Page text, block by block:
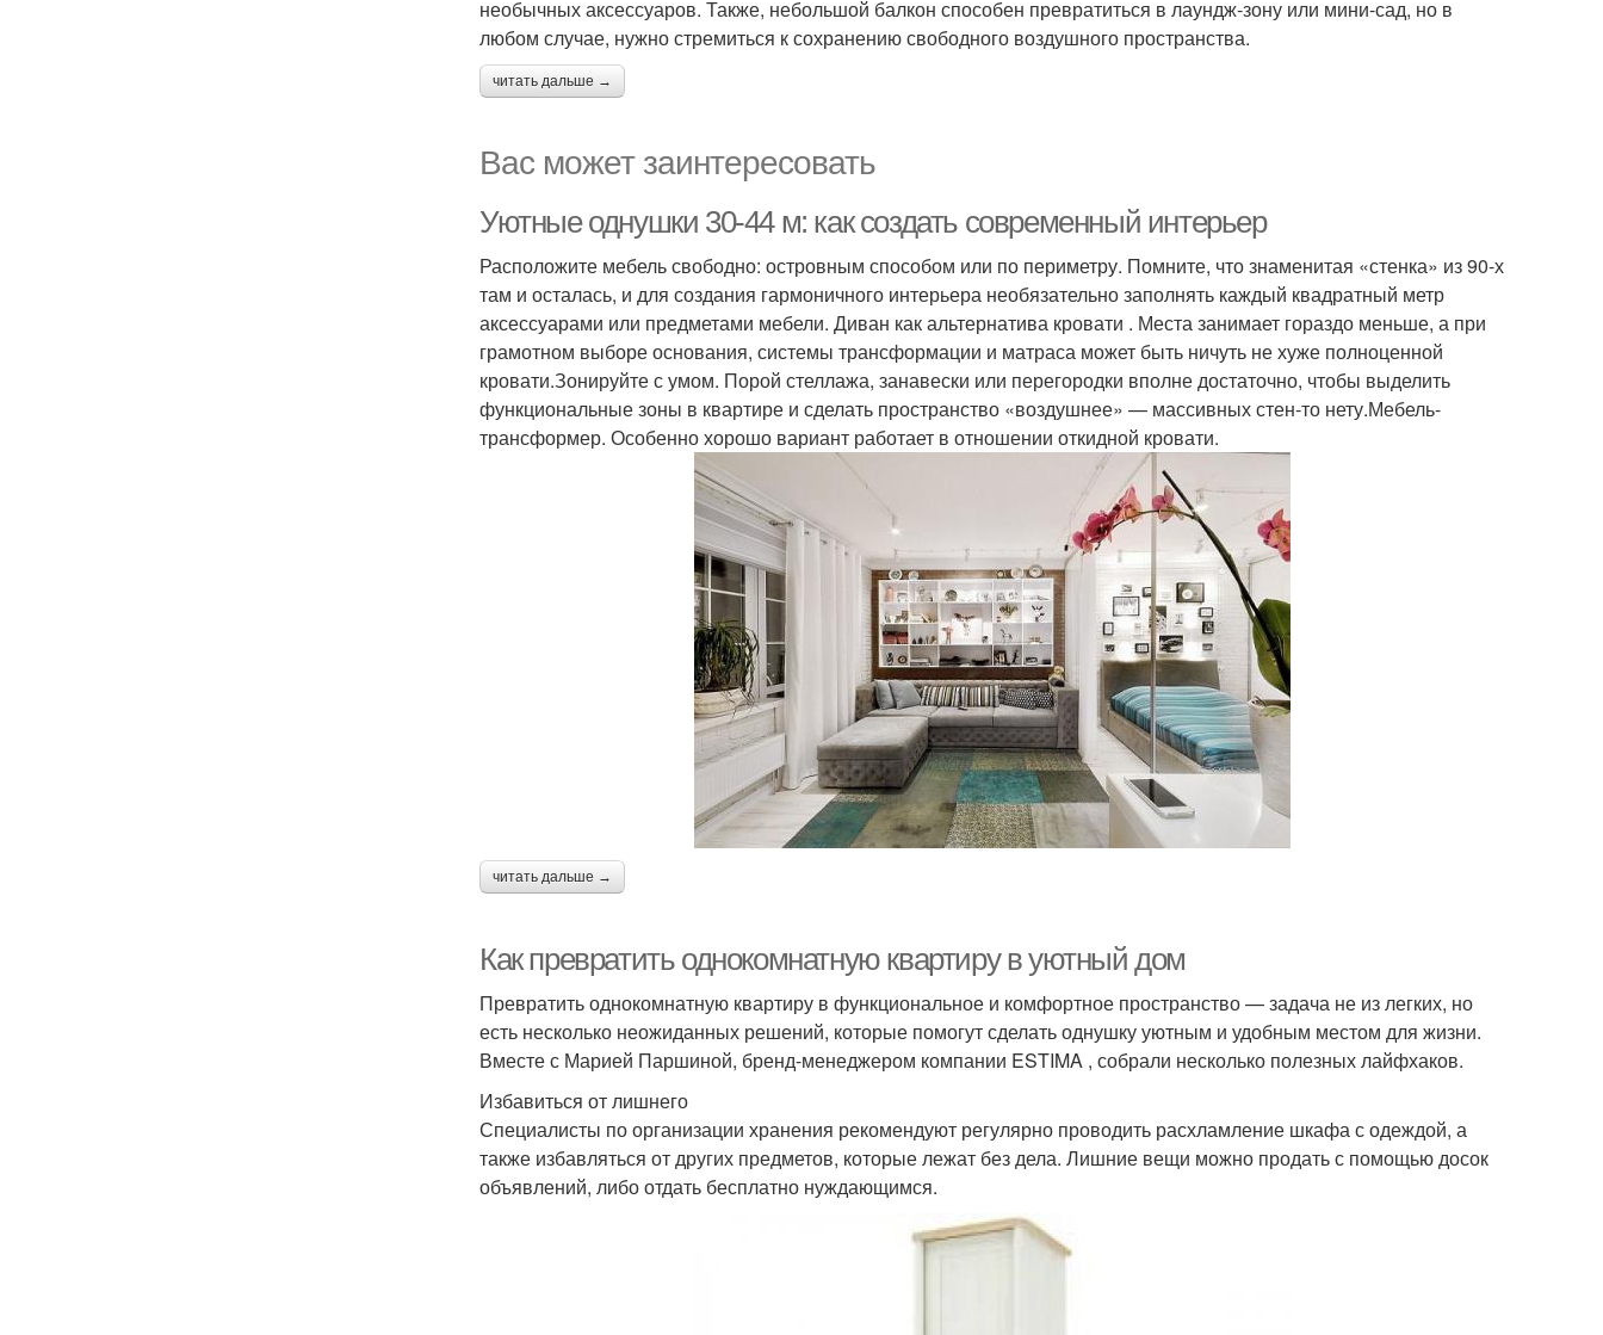
необычных аксессуаров. Также, небольшой балкон способен превратиться в лаундж-зону или мини-сад, но в
любом случае, нужно стремиться к сохранению свободного воздушного пространства.
читать дальше →
Вас может заинтересовать
Уютные однушки 30-44 м: как создать современный интерьер
Расположите мебель свободно: островным способом или по периметру. Помните, что знаменитая «стенка» из 90-х
там и осталась, и для создания гармоничного интерьера необязательно заполнять каждый квадратный метр
аксессуарами или предметами мебели. Диван как альтернатива кровати . Места занимает гораздо меньше, а при
грамотном выборе основания, системы трансформации и матраса может быть ничуть не хуже полноценной
кровати.Зонируйте с умом. Порой стеллажа, занавески или перегородки вполне достаточно, чтобы выделить
функциональные зоны в квартире и сделать пространство «воздушнее» — массивных стен-то нету.Мебель-
трансформер. Особенно хорошо вариант работает в отношении откидной кровати.
читать дальше →
Как превратить однокомнатную квартиру в уютный дом
Превратить однокомнатную квартиру в функциональное и комфортное пространство — задача не из легких, но
есть несколько неожиданных решений, которые помогут сделать однушку уютным и удобным местом для жизни.
Вместе с Марией Паршиной, бренд-менеджером компании ESTIMA , собрали несколько полезных лайфхаков.
Избавиться от лишнего
Специалисты по организации хранения рекомендуют регулярно проводить расхламление шкафа с одеждой, а
также избавляться от других предметов, которые лежат без дела. Лишние вещи можно продать с помощью досок
объявлений, либо отдать бесплатно нуждающимся.